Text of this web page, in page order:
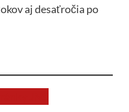
aj desaťročia po